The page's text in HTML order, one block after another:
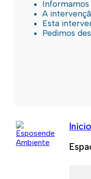
A
Esta
Pedimos
Início